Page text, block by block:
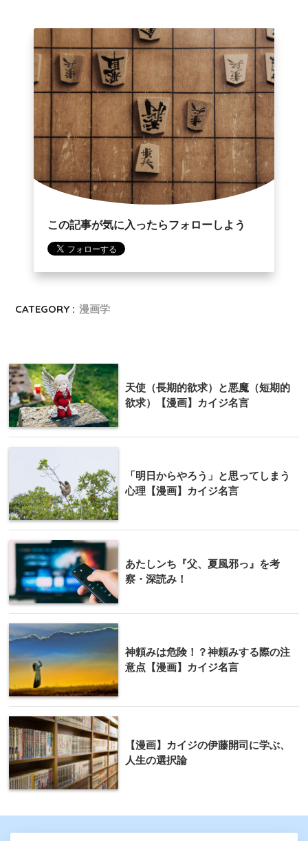
この記事が気に入ったらフォローしよう
CATEGORY : 漫画学
天使（長期的欲求）と悪魔（短期的
欲求）【漫画】カイジ名言
「明日からやろう」と思ってしまう
心理【漫画】カイジ名言
あたしンち『父、夏風邪っ』を考
察・深読み！
神頼みは危険！？神頼みする際の注
意点【漫画】カイジ名言
【漫画】カイジの伊藤開司に学ぶ、
人生の選択論